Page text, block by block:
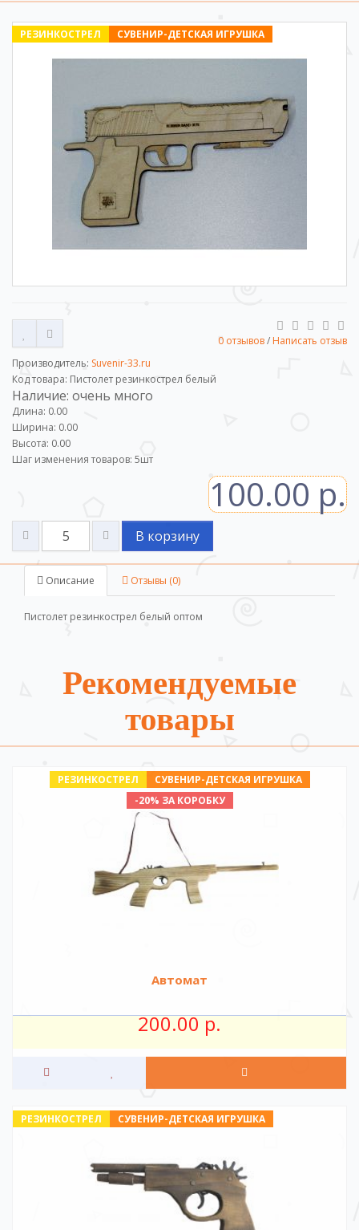
СУВЕНИР-ДЕТСКАЯ ИГРУШКА
РЕЗИНКОСТРЕЛ
0 отзывов/ Написать отзыв
Производитель: Suvenir-33.ru
Код товара: Пистолет резинкострел белый
Наличие: очень много
Длина: 0.00
Ширина: 0.00
Высота: 0.00
Шаг изменения товаров: 5шт
100.00 р.
В корзину
Описание Отзывы (0)
Пистолет резинкострел белый оптом
Рекомендуемые
товары
СУВЕНИР-ДЕТСКАЯ ИГРУШКА
РЕЗИНКОСТРЕЛ
-20% ЗА КОРОБКУ
Автомат
200.00 р.
СУВЕНИР-ДЕТСКАЯ ИГРУШКА
РЕЗИНКОСТРЕЛ